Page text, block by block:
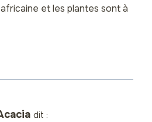
et les plantes sont à
dit :